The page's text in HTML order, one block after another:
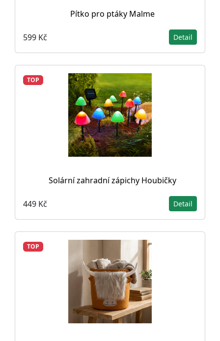
Pítko pro ptáky Malme
599 Kč Detail
TOP
Solární zahradní zápichy Houbičky
449 Kč Detail
TOP